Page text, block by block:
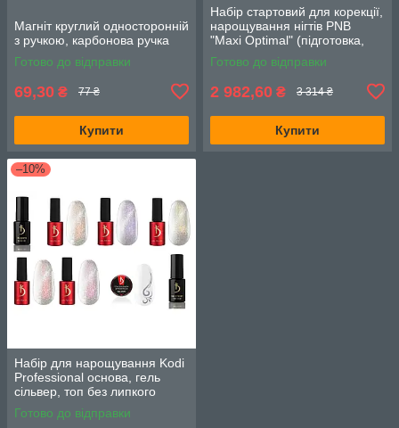
Магніт круглий односторонній
з ручкою, карбонова ручка
Готово до відправки
69,30 ₴ 77 ₴
Купити
Набір стартовий для корекції,
нарощування нігтів PNB
"Maxi Optimal" (підготовка,
гель, фініш, аксесуари)
Готово до відправки
2 982,60 ₴ 3 314 ₴
Купити
–10%
Набір для нарощування Kodi
Professional основа, гель
сільвер, топ без липкого
шару, гель лаки GG Cat 5шт.
по 7мл.
Готово до відправки